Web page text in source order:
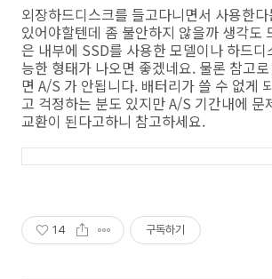
외장하드디스크를 들고다니면서 사용한
있어야할텐데 좀 불안하지 않을까 생각도
은 내부에 SSD를 사용한 모델이나 하드
능한 형태가 나오면 좋겠네요. 물론 참고
면 A/S 가 안됩니다. 배터리가 쓸 수 없게
고 걱정하는 분도 있지만 A/S 기간내에 문
교환이 된다고하니 참고하세요.
14 구독하기